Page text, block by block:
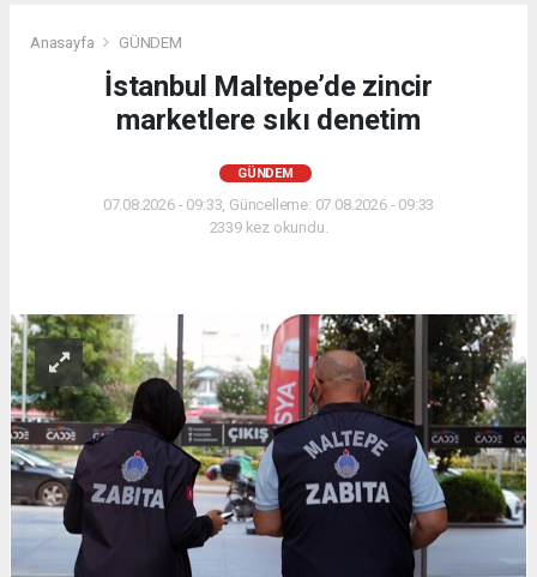
Anasayfa GÜNDEM
İstanbul Maltepe’de zincir
marketlere sıkı denetim
GÜNDEM
07.08.2026 - 09:33, Güncelleme: 07.08.2026 - 09:33
2339 kez okundu.